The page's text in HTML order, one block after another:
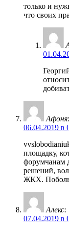
только и
что своих
Афоня:
06.04.2019 в
площадку,
форумчанам
решений,
ЖКХ.
Алекс:
07.04.2019 в